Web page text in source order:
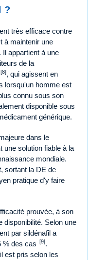
?
très efficace contre
à maintenir une
appartient à une
de la
[8], qui agissent en
lorsqu'un homme est
connu sous son
disponible sous
générique.
dans le
une solution fiable à la
mondiale.
sortant la DE de
pratique d'y faire
prouvée, à son
disponibilité. Selon une
par sildénafil a
% des cas [9].
est pris selon les